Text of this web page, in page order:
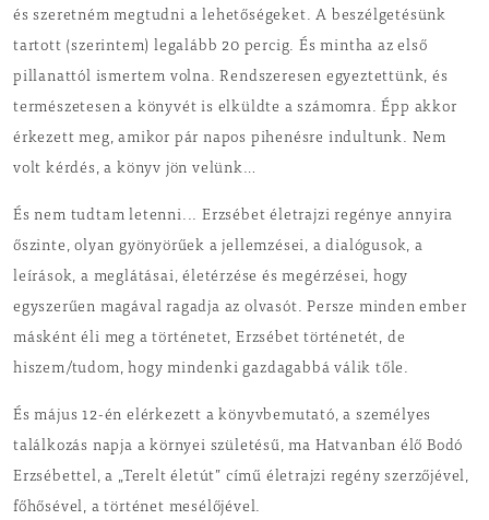
és szeretném megtudni a lehetőségeket. A beszélgetésünk
tartott (szerintem) legalább 20 percig. És mintha az első
pillanattól ismertem volna. Rendszeresen egyeztettünk, és
természetesen a könyvét is elküldte a számomra. Épp akkor
érkezett meg, amikor pár napos pihenésre indultunk. Nem
volt kérdés, a könyv jön velünk…
És nem tudtam letenni... Erzsébet életrajzi regénye annyira
őszinte, olyan gyönyörűek a jellemzései, a dialógusok, a
leírások, a meglátásai, életérzése és megérzései, hogy
egyszerűen magával ragadja az olvasót. Persze minden ember
másként éli meg a történetet, Erzsébet történetét, de
hiszem/tudom, hogy mindenki gazdagabbá válik tőle.
És május 12-én elérkezett a könyvbemutató, a személyes
találkozás napja a környei születésű, ma Hatvanban élő Bodó
Erzsébettel, a „Terelt életút” című életrajzi regény szerzőjével,
főhősével, a történet mesélőjével.